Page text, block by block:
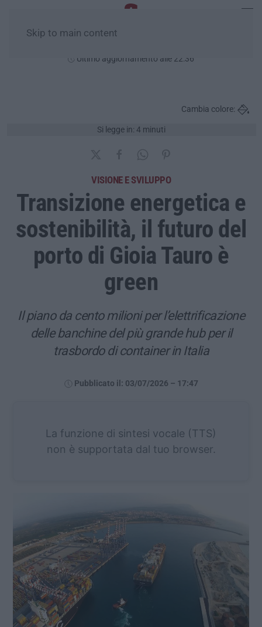
Skip to main content
Ultimo aggiornamento alle 22:36
Si legge in: 4 minuti
Cambia colore:
VISIONE E SVILUPPO
Transizione energetica e
sostenibilità, il futuro del
porto di Gioia Tauro è
green
Il piano da cento milioni per l’elettrificazione
delle banchine del più grande hub per il
trasbordo di container in Italia
Pubblicato il: 03/07/2026 – 17:47
La funzione di sintesi vocale (TTS)
non è supportata dal tuo browser.